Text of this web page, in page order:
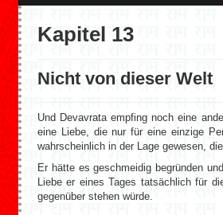
Kapitel 13
Nicht von dieser Welt
Und Devavrata empfing noch eine
eine Liebe, die nur für eine einzige
wahrscheinlich in der Lage gewesen,
Er hätte es geschmeidig begründen
Liebe er eines Tages tatsächlich für
gegenüber stehen würde.